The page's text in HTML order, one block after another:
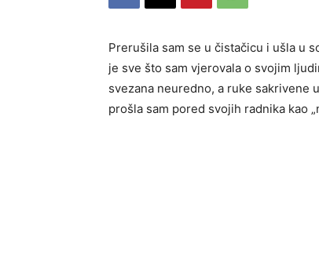
Prerušila sam se u čistačicu i ušla u
je sve što sam vjerovala o svojim
svezana neuredno, a ruke sakrivene
prošla sam pored svojih radnika kao